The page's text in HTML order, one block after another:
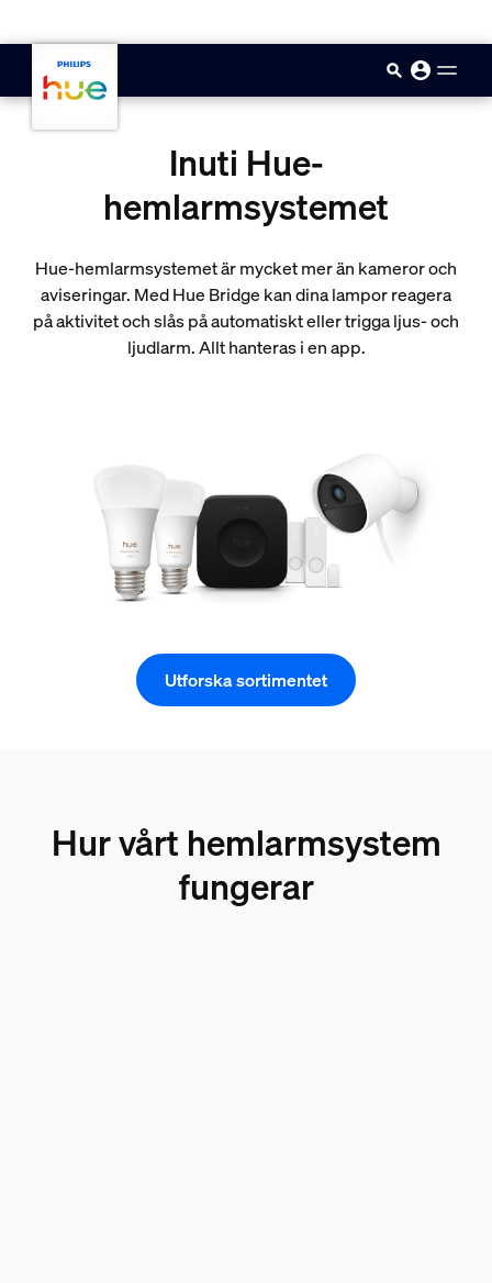
Inuti Hue-
hemlarmsystemet
Hue-hemlarmsystemet är mycket mer än kameror och
aviseringar. Med Hue Bridge kan dina lampor reagera
på aktivitet och slås på automatiskt eller trigga ljus- och
ljudlarm. Allt hanteras i en app.
Utforska sortimentet
Hur vårt hemlarmsystem
fungerar